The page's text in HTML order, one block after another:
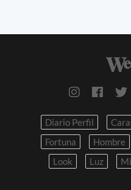
Diario Perfil
Fortuna
Hombre
Look
Luz